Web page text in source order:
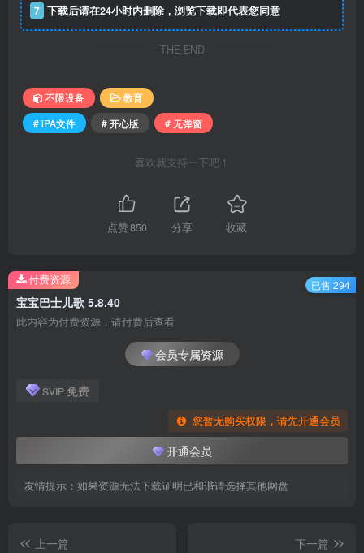
7 下载后请在24小时内删除，浏览下载即代表您同意
THE END
不限设备
教育
# iPA文件
# 开心版 # 无弹窗
喜欢就支持一下吧！
点赞850 分享 收藏
宝宝巴士儿歌 5.8.40
此内容为付费资源，请付费后查看
会员专属资源
SVIP 免费
您暂无购买权限，请先开通会员
开通会员
友情提示：如果资源无法下载证明已和谐请选择其他网盘
付费资源 已售 294
上一篇
下一篇